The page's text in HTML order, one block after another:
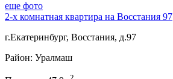
еще фото
2-х комнатная квартира на Восстания 97
г.Екатеринбург, Восстания, д.97
Район: Уралмаш